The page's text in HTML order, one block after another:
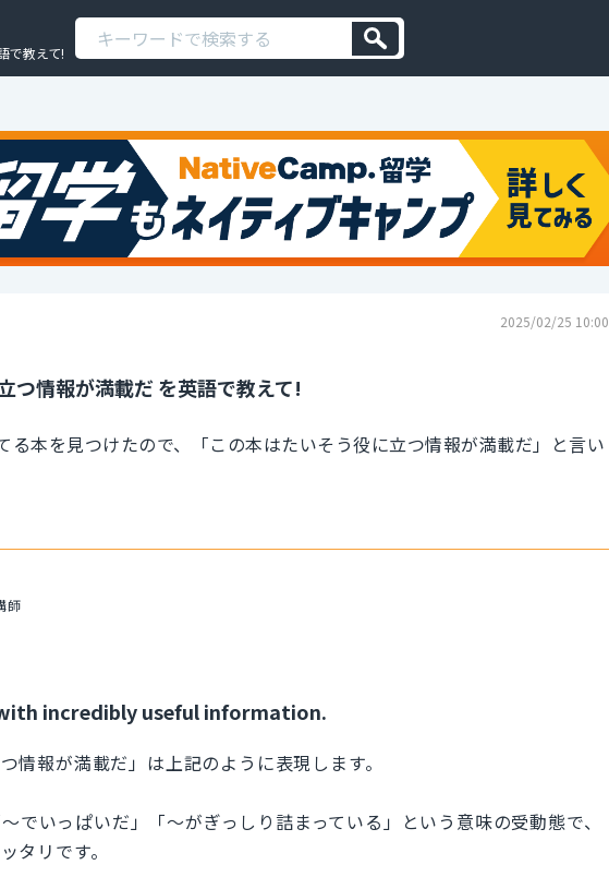
で教えて!
2025/02/25 10:00
つ情報が満載だ を英語で教えて!
る本を見つけたので、「この本はたいそう役に立つ情報が満載だ」と言い
師
incredibly useful information.
情報が満載だ」は上記のように表現します。
いっぱいだ」「～がぎっしり詰まっている」という意味の受動態で、
タリです。